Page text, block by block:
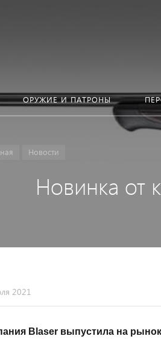
ОРУЖИЕ И ПАТРОНЫ
Новости
Новинка от
2021
Blaser выпустила на